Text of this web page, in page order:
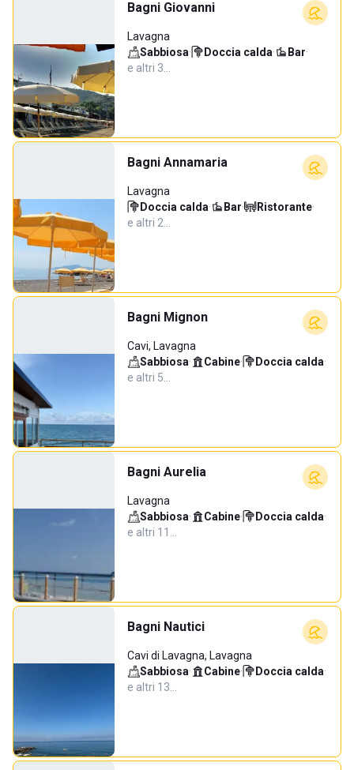
Bagni Giovanni
Lavagna
Sabbiosa· Doccia calda· Bar·
e altri 3…
Bagni Annamaria
Lavagna
Doccia calda· Bar· Ristorante·
e altri 2…
Bagni Mignon
Cavi, Lavagna
Sabbiosa· Cabine· Doccia calda·
e altri 5…
Bagni Aurelia
Lavagna
Sabbiosa· Cabine· Doccia calda·
e altri 11…
Bagni Nautici
Cavi di Lavagna, Lavagna
Sabbiosa· Cabine· Doccia calda·
e altri 13…